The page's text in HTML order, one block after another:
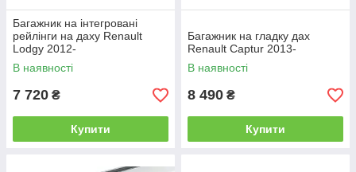
Багажник на інтегровані
рейлінги на даху Renault
Lodgy 2012-
В наявності
7 720 ₴
Купити
Багажник на гладку дах
Renault Captur 2013-
В наявності
8 490 ₴
Купити